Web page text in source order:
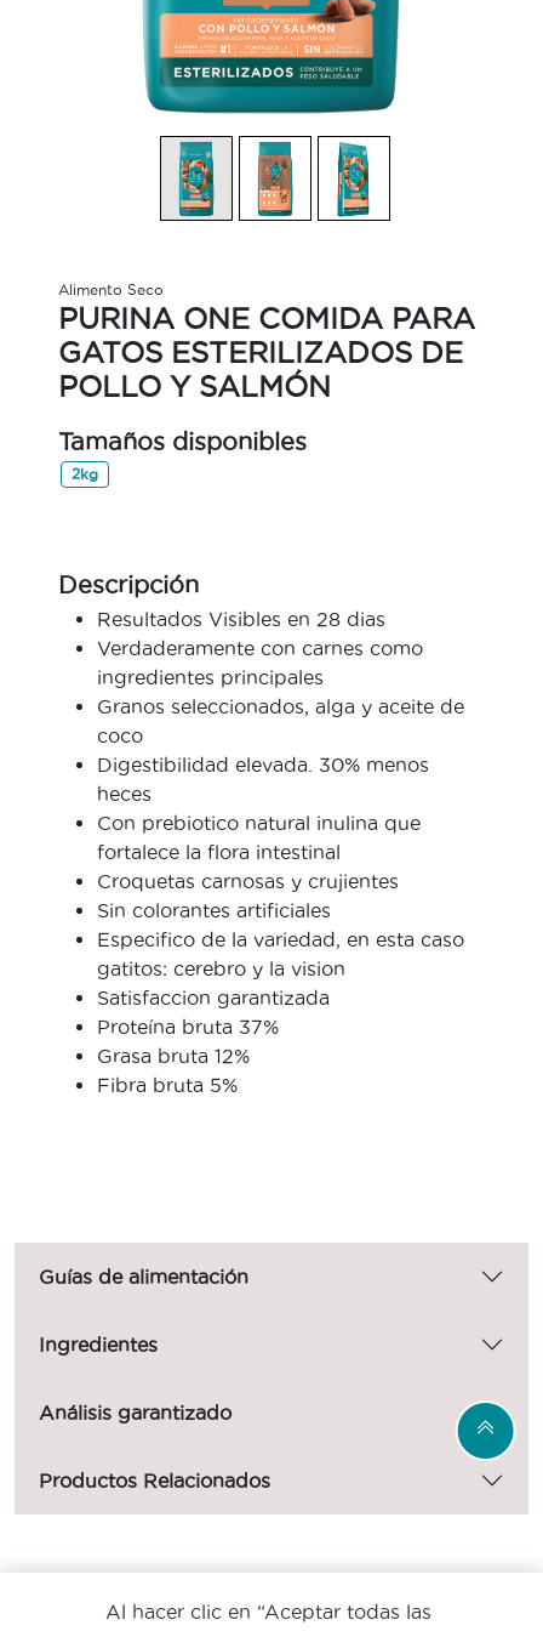
Alimento Seco
PURINA ONE COMIDA PARA
GATOS ESTERILIZADOS DE
POLLO Y SALMÓN
Tamaños disponibles
2kg
Descripción
Resultados Visibles en 28 dias
Verdaderamente con carnes como
ingredientes principales
Granos seleccionados, alga y aceite de
coco
Digestibilidad elevada. 30% menos
heces
Con prebiotico natural inulina que
fortalece la flora intestinal
Croquetas carnosas y crujientes
Sin colorantes artificiales
Especifico de la variedad, en esta caso
gatitos: cerebro y la vision
Satisfaccion garantizada
Proteína bruta 37%
Grasa bruta 12%
Fibra bruta 5%
Guías de alimentación
Ingredientes
Análisis garantizado
Productos Relacionados
Al hacer clic en “Aceptar todas las